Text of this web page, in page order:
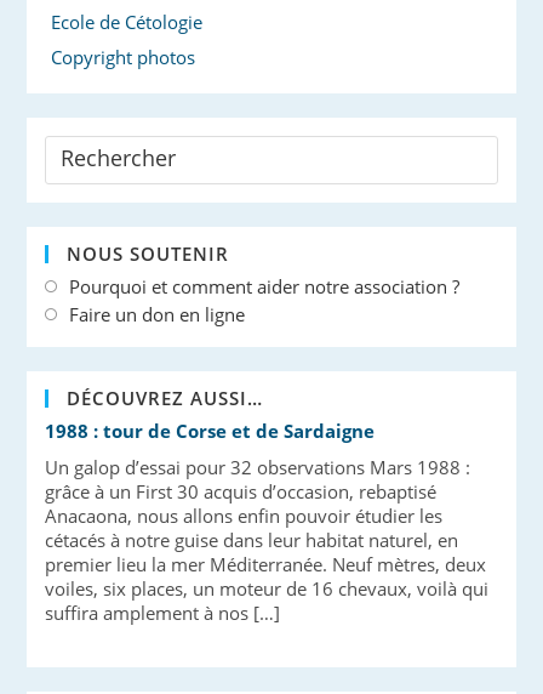
Ecole de Cétologie
Copyright photos
NOUS SOUTENIR
Pourquoi et comment aider notre association ?
Faire un don en ligne
DÉCOUVREZ AUSSI…
1988 : tour de Corse et de Sardaigne
Un galop d’essai pour 32 observations Mars 1988 :
grâce à un First 30 acquis d’occasion, rebaptisé
Anacaona, nous allons enfin pouvoir étudier les
cétacés à notre guise dans leur habitat naturel, en
premier lieu la mer Méditerranée. Neuf mètres, deux
voiles, six places, un moteur de 16 chevaux, voilà qui
suffira amplement à nos […]